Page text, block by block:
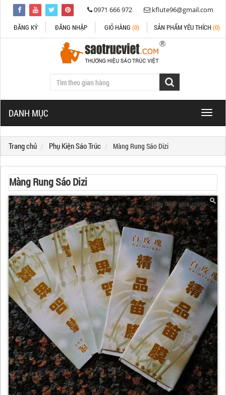
0971 666 972
kflute96@gmail.com
ĐĂNG KÝ
ĐĂNG NHẬP GIỎ HÀNG (0) SẢN PHẨM YÊU THÍCH (0)
DANH MỤC
Toggle
Trang chủ Phụ Kiện Sáo Trúc Màng Rung Sáo Dizi
Màng Rung Sáo Dizi